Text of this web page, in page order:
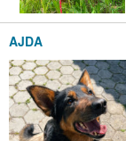
AJDA